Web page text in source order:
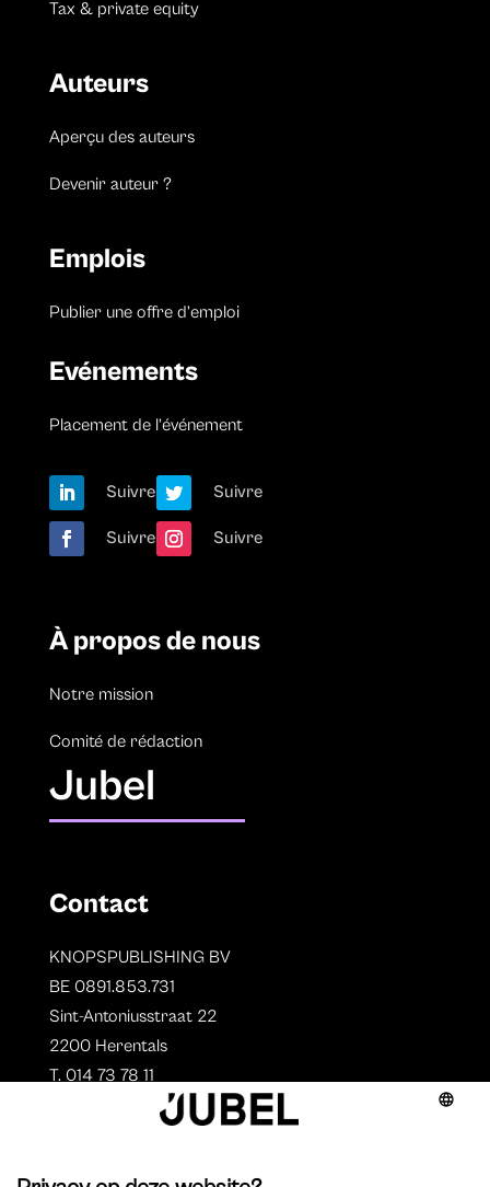
Tax & private equity
Auteurs
Aperçu des auteurs
Devenir auteur ?
Emplois
Publier une offre d’emploi
Evénements
Placement de l’événement
Suivre Suivre
Suivre Suivre
À propos de nous
Notre mission
Comité de rédaction
Jubel
Contact
KNOPSPUBLISHING BV
BE 0891.853.731
Sint-Antoniusstraat 22
2200 Herentals
T. 014 73 78 11